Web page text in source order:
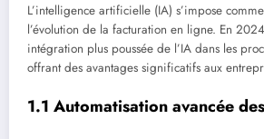
L’intelligence artificielle (IA) s’impose
l’évolution de la facturation en ligne. En
intégration plus poussée de l’IA dans les
offrant des avantages significatifs aux
1.1 Automatisation avancée